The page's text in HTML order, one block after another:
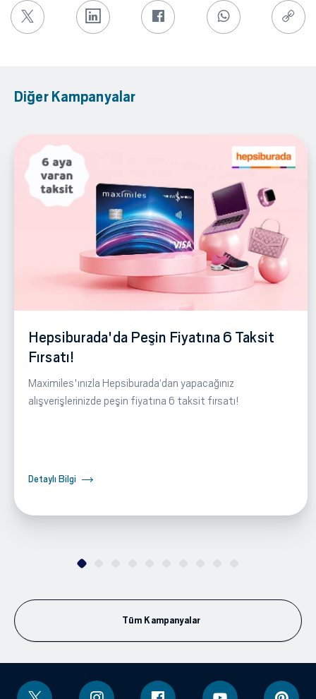
Diğer Kampanyalar
Hepsiburada'da Peşin Fiyatına 6 Taksit
Fırsatı!
Maximiles'ınızla Hepsiburada‘dan yapacağınız
alışverişlerinizde peşin fiyatına 6 taksit fırsatı!
Detaylı Bilgi
Tüm Kampanyalar